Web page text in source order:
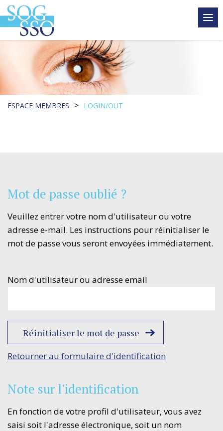
ESPACE MEMBRES > LOGIN/OUT
Mot de passe oublié ?
Veuillez entrer votre nom d'utilisateur ou votre
adresse e-mail. Les instructions pour réinitialiser le
mot de passe vous seront envoyées immédiatement.
Nom d'utilisateur ou adresse email
Retourner au formulaire d'identification
Note sur l'identification
En fonction de votre profil d'utilisateur, vous avez
saisi soit l'adresse électronique, soit un nom